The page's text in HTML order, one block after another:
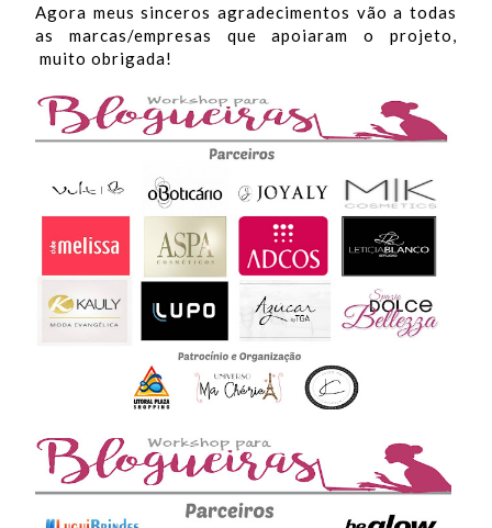
Agora meus sinceros agradecimentos vão a todas
as marcas/empresas que apoiaram o projeto,
muito obrigada!